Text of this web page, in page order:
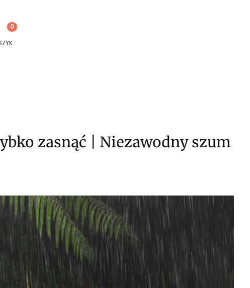
w koszyku: 0. Zobacz szczegóły
zasnąć | Niezawodny szum